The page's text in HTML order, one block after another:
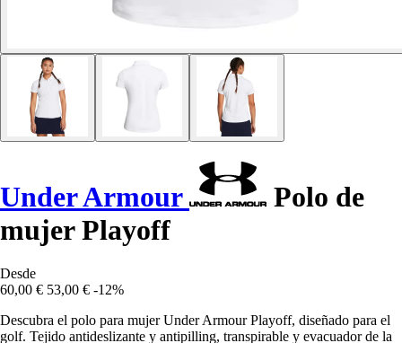
Under Armour
Polo de
mujer Playoff
Desde
60,00 € 53,00 € -12%
Descubra el polo para mujer Under Armour Playoff, diseñado para el
golf. Tejido antideslizante y antipilling, transpirable y evacuador de la